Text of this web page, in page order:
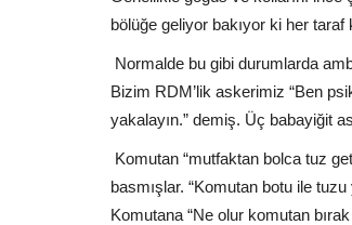
bölüğe geliyor bakıyor ki her taraf
Normalde bu gibi durumlarda
Bizim RDM’lik askerimiz “Ben
yakalayın.” demiş. Üç babayiğit
Komutan “mutfaktan bolca tuz
basmışlar. “Komutan botu ile
Komutana “Ne olur komutan